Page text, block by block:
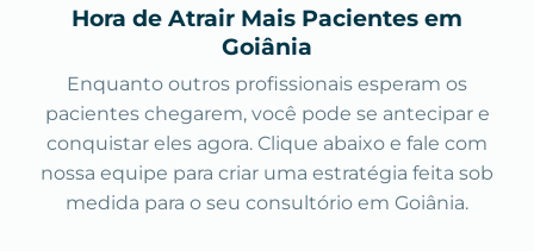
Hora de Atrair Mais Pacientes em
Goiânia
Enquanto outros profissionais esperam os
pacientes chegarem, você pode se antecipar e
conquistar eles agora. Clique abaixo e fale com
nossa equipe para criar uma estratégia feita sob
medida para o seu consultório em Goiânia.